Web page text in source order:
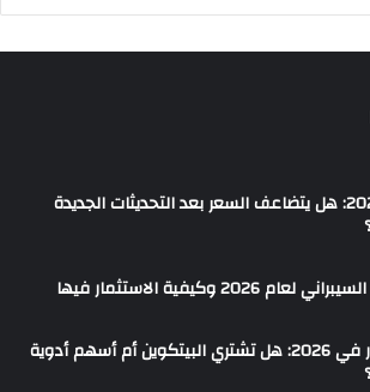
مستقبل إيثريوم 2027: هل يتضاعف السعر بعد التحديثات الجديدة
وكيفية الاستثمار فيها
استثمار 1500 دولار في 2026: هل تشتري البيتكوين أم أسهم أدوية